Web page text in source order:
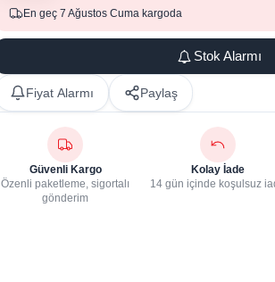
En geç 7 Ağustos Cuma kargoda
Stok Alarmı
Fiyat Alarmı Paylaş
Güvenli Kargo
Özenli paketleme, sigortalı
gönderim
Kolay İade
14 gün içinde koşulsuz